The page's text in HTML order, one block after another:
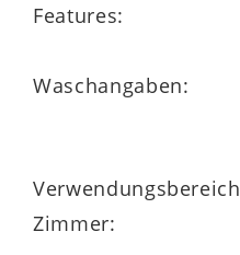
Features:
Waschangaben:
Verwendungsbereich
Zimmer: